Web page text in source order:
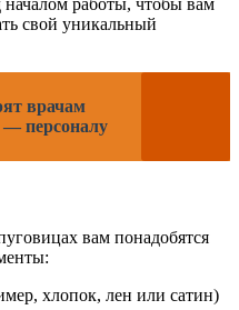
работы, чтобы вам
свой уникальный
врачам
— персоналу
вам понадобятся
хлопок, лен или сатин)